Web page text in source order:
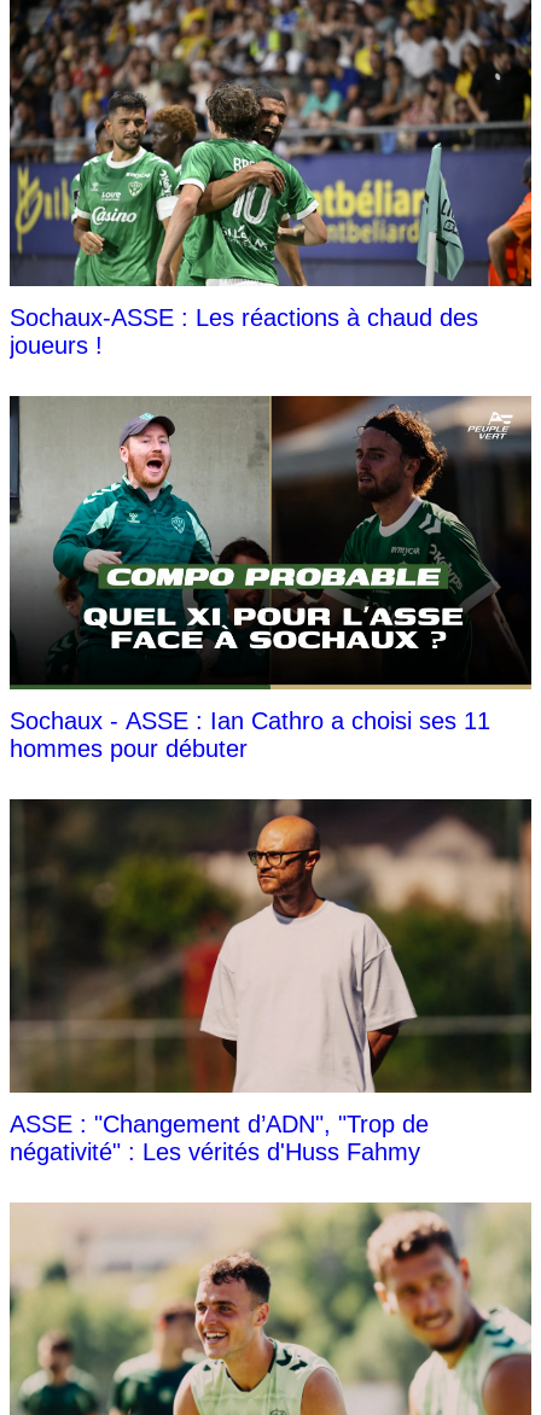
Sochaux-ASSE : Les réactions à chaud des
joueurs !
Sochaux - ASSE : Ian Cathro a choisi ses 11
hommes pour débuter
ASSE : "Changement d’ADN", "Trop de
négativité" : Les vérités d'Huss Fahmy